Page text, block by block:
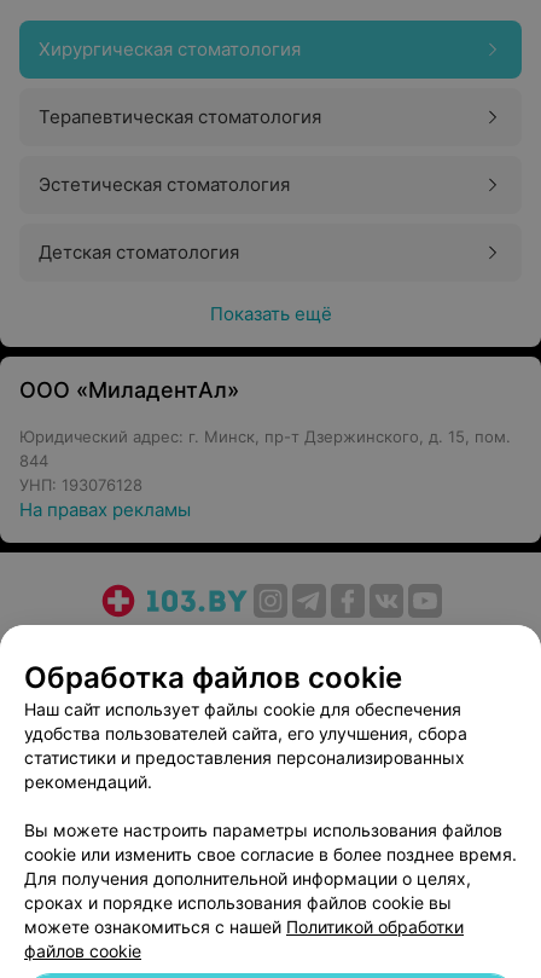
Хирургическая стоматология
Терапевтическая стоматология
Эстетическая стоматология
Детская стоматология
Показать ещё
ООО «МиладентАл»
Юридический адрес: г. Минск, пр-т Дзержинского, д. 15, пом.
844
УНП: 193076128
На правах рекламы
Медицинский маркетинг
Публичный договор
Пользовательское соглашение
Способы оплаты
Вакансии
Партнеры
Написать руководителю 103.by
Персональные настройки cookie
Обработка персональных данных
Обработка файлов cookie
Наш сайт использует файлы cookie для обеспечения
удобства пользователей сайта, его улучшения, сбора
статистики и предоставления персонализированных
рекомендаций.
Вы можете настроить параметры использования файлов
cookie или изменить свое согласие в более позднее время.
Для получения дополнительной информации о целях,
сроках и порядке использования файлов cookie вы
можете ознакомиться с нашей Политикой обработки
файлов cookie